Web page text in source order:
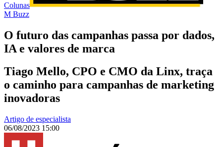
Colunas
M Buzz
O futuro das campanhas passa por dados,
IA e valores de marca
Tiago Mello, CPO e CMO da Linx, traça
o caminho para campanhas de marketing
inovadoras
Artigo de especialista
06/08/2023 15:00